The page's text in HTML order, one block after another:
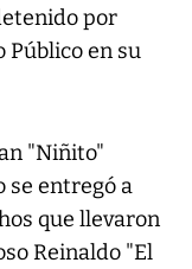
por
Público en su
"Niñito"
se entregó a
que llevaron
Reinaldo "El